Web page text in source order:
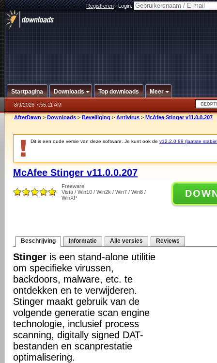
Registreren|Login:
Startpagina Downloads Top downloads Meer
8/9/2026 7:55:11 AM
AfterDawn > Downloads > Beveiliging > Antivirus > McAfee Stinger v11.0.0.207
Dit is een oude versie van deze software. Je kunt ook de v12.2.0.89 (laatste
McAfee Stinger v11.0.0.207
Freeware
Vista / Win10 / Win2k / Win7 / Win8 /
WinXP
Beschrijving Informatie Alle versies Reviews
Stinger is een stand-alone utilitie
om specifieke virussen,
backdoors, malware, etc. te
ontdekken en te verwijderen.
Stinger maakt gebruik van de
volgende generatie scan engine
technologie, inclusief process
scanning, digitally signed DAT-
bestanden en scanprestatie
optimalisering.